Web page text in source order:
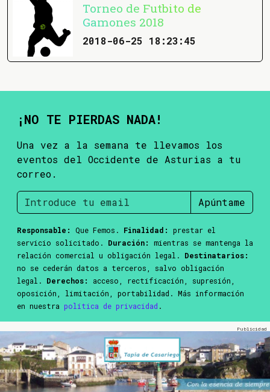
Torneo de Futbito de
Gamones 2018
2018-06-25 18:23:45
¡NO TE PIERDAS NADA!
Una vez a la semana te llevamos los
eventos del Occidente de Asturias a tu
correo.
Apúntame
Responsable: Que Femos. Finalidad:
prestar el
servicio solicitado. Duración:
mientras se mantenga la
relación comercial u obligación legal. Destinatarios:
no se cederán datos a terceros, salvo obligación
legal. Derechos:
acceso, rectificación, supresión,
oposición, limitación, portabilidad. Más información
en nuestra política de privacidad .